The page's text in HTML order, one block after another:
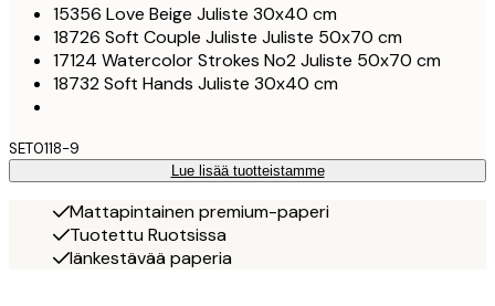
15356 Love Beige Juliste 30x40 cm
18726 Soft Couple Juliste Juliste 50x70 cm
17124 Watercolor Strokes No2 Juliste 50x70 cm
18732 Soft Hands Juliste 30x40 cm
SET0118-9
Lue lisää tuotteistamme
Mattapintainen premium-paperi
Tuotettu Ruotsissa
Iänkestävää paperia